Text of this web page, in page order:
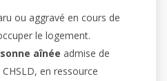
ou aggravé en cours de
le logement.
aînée admise de
en ressource